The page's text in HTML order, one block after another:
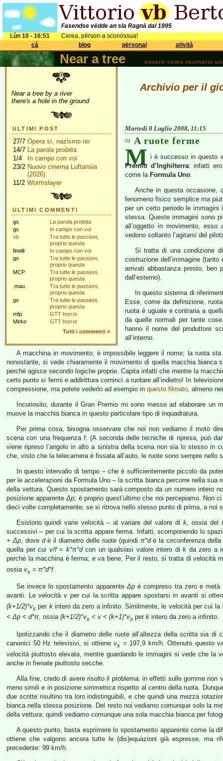
Fasendse vëdde an sla Ragnà dal 1995
Lùn 10 - 16:51
Cerea, përson-a sconòssua!
cà
blog përsonal atività
Near a tree ovvero come rovinarsi
Near a tree by a river
there's a hole in the ground
ULTIMI POST
27/7 Opera sì, nazismo no
14/7 La parola proibita
1/4
In campo con voi
23/2 Nuovo cinema Luftansia
(2026)
11/2 Wormslayer
ULTIMI COMMENTI
gs
La parola proibita
gs
In campo con voi
vb
Tra tutte le passioni,
proprio questa
finelli
In campo con voi
gs
Tra tutte le passioni,
proprio questa
MCP
Tra tutte le passioni,
proprio questa
.mau.
Tra tutte le passioni,
proprio questa
gs
Tra tutte le passioni,
proprio questa
mfp
GTT horror
Mirko
GTT horror
Tutti i commenti »
Archivio per il
Martedì 8 Luglio 2008, 11:15
A ruote ferme
M i è successo in questo
Premio d’Inghilterra: infatti ero
come la Formula Uno.
Anche in questa occasione,
fenomeno fisico semplice ma
per un certo periodo le immagini
stessa. Queste immagini sono
all’oggetto in movimento,
vedono soltanto l’agitarsi del
Si tratta di una condizione
costruzione dell’immagine
arrivati abbastanza presto, ben
dall’esterno).
In questo sistema di
Esse, come da definizione,
ruota è uguale e contraria a
da quelle normali per tante
hanno il nome del produttore
all’interno.
A macchina in movimento, è impossibile leggere il nome; la ruota
nonostante, si vede chiaramente il movimento di quella macchia bianca
perché agisce secondo logiche proprie. Capita infatti che mentre la
certo punto si fermi e addirittura cominci a ruotare all’indietro! In
compressione, ma potete vederlo ad esempio in questo filmato, almeno
Incuriosito, durante il Gran Premio mi sono messo ad elaborare un
muove la macchia bianca in questo particolare tipo di inquadratura.
Per prima cosa, bisogna osservare che noi non vediamo il moto
scena con una frequenzaf. (A seconda delle tecniche di ripresa, può
viene ripreso l’angolo in alto a sinistra della scena non sia lo stesso in
che, visto che la telecamera è fissata all’auto, le ruote sono sempre nello
In questo intervallo di tempo – che è sufficientemente piccolo da
per le accelerazioni da Formula Uno – la scritta bianca percorre nella sua
della vettura. Questo spostamento sarà composto da un numero intero
posizione apparenteΔp; è proprio quest’ultimo che noi percepiamo. Non
dieci volte completamente; se si ritrova nello stesso punto di prima, a noi
Esistono quindi varie velocità – al variare del valore di k, ossia del
successivi – per cui la scritta appare ferma. Infatti, scomponendo lo
+Δp, dove dè il diametro delle ruote (quindi π*dè la circonferenza
quella per cui v/f = k*π*dcon un qualsiasi valore intero dik da zero a
perché la macchina è ferma; e va bene. Per il resto, si tratta di velocità
ossia vs = π*d*f.
Se invece lo spostamento apparenteΔpè compreso tra zero e metà
avanti. Le velocità vper cui la scritta appare spostarsi in avanti si
(k+1/2)*vs per kintero da zero a infinito. Similmente, le velocità per cui
<Δp < d*π, ossia (k+1/2)*vs < v < (k+1)*vs per k intero da zero a infinito.
Ipotizzando che il diametro delle ruote all’altezza della scritta sia di
canonici 50 Hz televisivi, si ottiene vs = 197,9 km/h. Ottenuto questo
velocità piuttosto elevata, mentre guardando le immagini si vede che la
anche in frenate piuttosto secche.
Alla fine, credo di avere risolto il problema: in effetti sulle gomme
meno simili e in posizione simmetrica rispetto al centro della ruota.
due scritte risultino tra loro indistinguibili, e che quindi una mezza
bianca nella stessa posizione. Del resto noi vediamo comunque solo la
della vettura: quindi vediamo comunque una sola macchia bianca per
A questo punto, basta esprimere lo spostamento apparente come la
ottiene che valgono ancora tutte le (dis)equazioni già espresse, ma
precedente: 99 km/h.